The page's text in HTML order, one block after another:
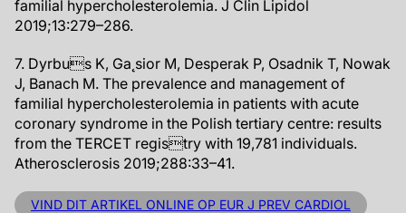
familial hypercholesterolemia. J Clin Lipidol
2019;13:279–286.
7. Dyrbus K, Ga˛sior M, Desperak P, Osadnik T, Nowak
J, Banach M. The prevalence and management of
familial hypercholesterolemia in patients with acute
coronary syndrome in the Polish tertiary centre: results
from the TERCET registry with 19,781 individuals.
Atherosclerosis 2019;288:33–41.
VIND DIT ARTIKEL ONLINE OP EUR J PREV CARDIOL